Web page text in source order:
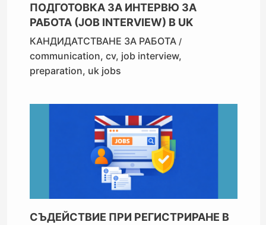
ПОДГОТОВКА ЗА ИНТЕРВЮ ЗА
РАБОТА (JOB INTERVIEW) В UK
КАНДИДАТСТВАНЕ ЗА РАБОТА /
communication,cv, job interview,
preparation, uk jobs
СЪДЕЙСТВИЕ ПРИ РЕГИСТРИРАНЕ В